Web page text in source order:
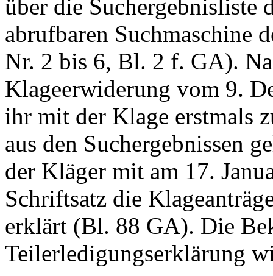
über die Suchergebnisliste
abrufbaren Suchmaschine
Nr. 2 bis 6, Bl. 2 f. GA).
Klageerwiderung vom 9.
ihr mit der Klage erstmals
aus den Suchergebnissen
der Kläger mit am 17.
Schriftsatz die
erklärt (Bl. 88 GA). Die
Teilerledigungserklärung